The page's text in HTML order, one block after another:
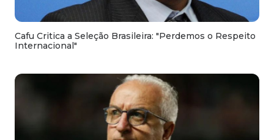
Cafu Critica a Seleção Brasileira: "Perdemos o Respeito
Internacional"